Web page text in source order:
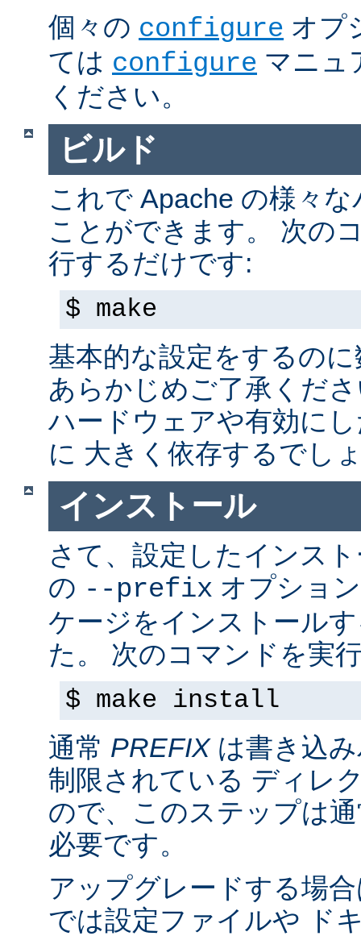
個々の configure オプ
ては configure マニュ
ください。
ビルド
これで Apache の様々
ことができます。 次の
行するだけです:
$ make
基本的な設定をするの
あらかじめご了承くだ
ハードウェアや有効に
に 大きく依存するでし
インストール
さて、設定したインス
の --prefix オプショ
ケージをインストール
た。 次のコマンドを実
$ make install
通常 PREFIXは書き込
制限されている ディレ
ので、このステップは
必要です。
アップグレードする場
では設定ファイルや ド